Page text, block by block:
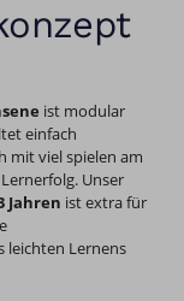
ist modular
einfach
mit viel spielen am
Unser
Jahren ist extra für
leichten Lernens